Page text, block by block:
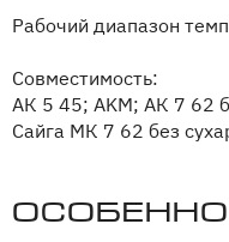
Рабочий диапазон
Совместимость:
АК 5 45; AKM; АК 7 62
Сайга МК 7 62 без